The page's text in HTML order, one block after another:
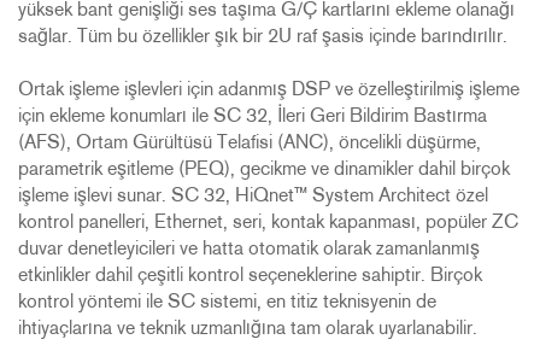
yüksek bant genişliği ses taşıma G/Ç kartlarını ekleme olanağı
sağlar. Tüm bu özellikler şık bir 2U raf şasis içinde barındırılır.
Ortak işleme işlevleri için adanmış DSP ve özelleştirilmiş işleme
için ekleme konumları ile SC 32, İleri Geri Bildirim Bastırma
(AFS), Ortam Gürültüsü Telafisi (ANC), öncelikli düşürme,
parametrik eşitleme (PEQ), gecikme ve dinamikler dahil birçok
işleme işlevi sunar. SC 32, HiQnet™ System Architect özel
kontrol panelleri, Ethernet, seri, kontak kapanması, popüler ZC
duvar denetleyicileri ve hatta otomatik olarak zamanlanmış
etkinlikler dahil çeşitli kontrol seçeneklerine sahiptir. Birçok
kontrol yöntemi ile SC sistemi, en titiz teknisyenin de
ihtiyaçlarına ve teknik uzmanlığına tam olarak uyarlanabilir.